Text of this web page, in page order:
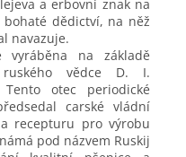
a erbovní znak na
dědictví, na něž
navazuje.
vyráběna na základě
vědce D. I.
otec periodické
carské vládní
recepturu pro výrobu
pod názvem Ruskij